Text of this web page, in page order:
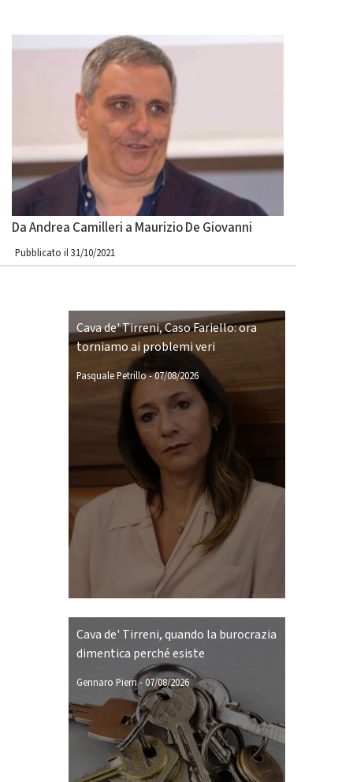
Da Andrea Camilleri a Maurizio De Giovanni
Pubblicato il 31/10/2021
Cava de' Tirreni, Caso Fariello: ora
torniamo ai problemi veri
Pasquale Petrillo-07/08/2026
Cava de' Tirreni, quando la burocrazia
dimentica perché esiste
Gennaro Pierri- 07/08/2026